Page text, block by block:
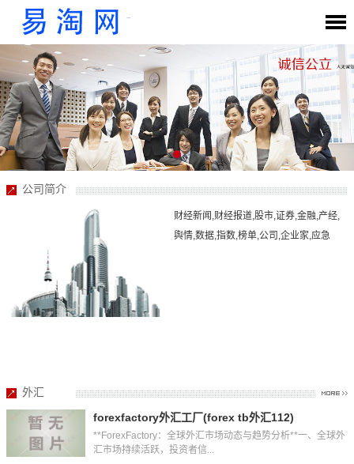
公司简介
财经新闻,财经报道,股市,证券,金融,产经,
舆情,数据,指数,榜单,公司,企业家,应急
外汇
forexfactory外汇工厂(forex tb外汇112)
**ForexFactory：全球外汇市场动态与趋势分析**一、全球外
汇市场持续活跃，投资者信...